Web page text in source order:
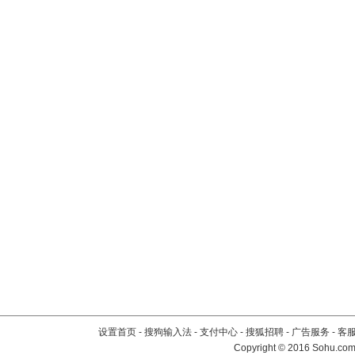
设置首页 - 搜狗输入法 - 支付中心 - 搜狐招聘 - 广告服务 - 客
Copyright©2016